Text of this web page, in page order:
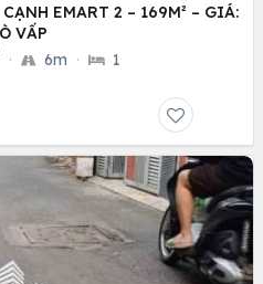
EMART 2 – 169M² – GIÁ:
GÒ VẤP
· 6m · 1